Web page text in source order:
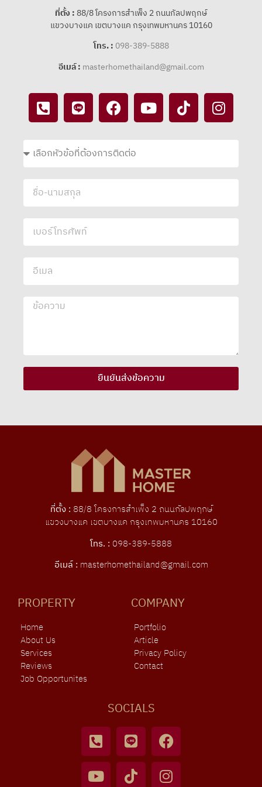
ที่ตั้ง : 88/8 โครงการสําเพ็ง 2 ถนนกัลปพฤกษ์
แขวงบางแค เขตบางแค กรุงเทพมหานคร 10160
โทร. : 098-389-5888
อีเมล์ : masterhomethailand@gmail.com
ยืนยันส่งข้อความ
ที่ตั้ง : 88/8 โครงการสําเพ็ง 2 ถนนกัลปพฤกษ์
แขวงบางแค เขตบางแค กรุงเทพมหานคร 10160
โทร. : 098-389-5888
อีเมล์ : masterhomethailand@gmail.com
PROPERTY
Home
About Us
Services
Reviews
Job Opportunites
COMPANY
Portfolio
Article
Privacy Policy
Contact
SOCIALS